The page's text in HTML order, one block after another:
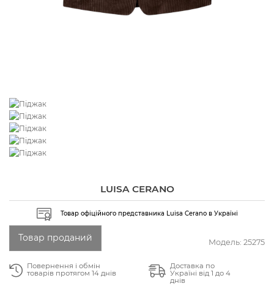
LUISA CERANO
Товар офіційного представника Luisa Cerano в Україні
Модель: 25275
Товар проданий
Повернення і обмін
товарів протягом 14 днів
Доставка по
Україні від 1 до 4
днів